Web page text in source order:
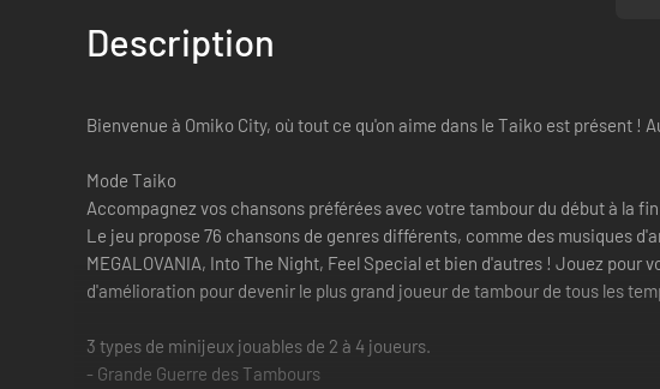
Description
Bienvenue à Omiko City, où tout ce qu'on aime dans le Taiko est présent
Mode Taiko
Accompagnez vos chansons préférées avec votre tambour du début à la
Le jeu propose 76 chansons de genres différents, comme des musiques
MEGALOVANIA, Into The Night, Feel Special et bien d'autres ! Jouez
d'amélioration pour devenir le plus grand joueur de tambour de tous les
3 types de minijeux jouables de 2 à 4 joueurs.
- Grande Guerre des Tambours